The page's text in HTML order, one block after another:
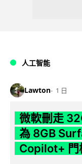
人工智能
Lawton 1 日
微軟刪走
為 8GB
Copilot+ 門